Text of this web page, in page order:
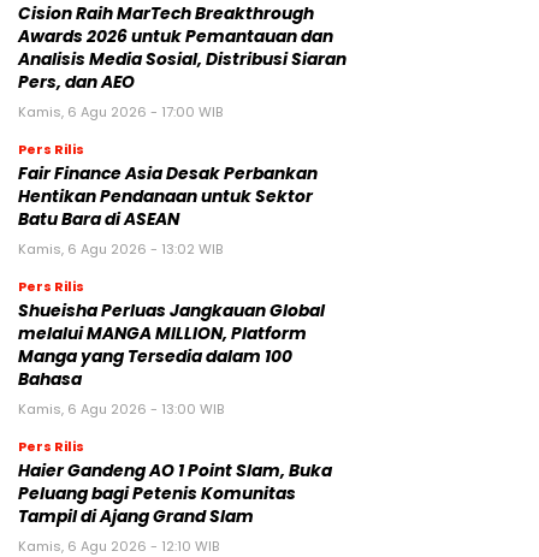
Cision Raih MarTech Breakthrough
Awards 2026 untuk Pemantauan dan
Analisis Media Sosial, Distribusi Siaran
Pers, dan AEO
Kamis, 6 Agu 2026 - 17:00 WIB
Pers Rilis
Fair Finance Asia Desak Perbankan
Hentikan Pendanaan untuk Sektor
Batu Bara di ASEAN
Kamis, 6 Agu 2026 - 13:02 WIB
Pers Rilis
Shueisha Perluas Jangkauan Global
melalui MANGA MILLION, Platform
Manga yang Tersedia dalam 100
Bahasa
Kamis, 6 Agu 2026 - 13:00 WIB
Pers Rilis
Haier Gandeng AO 1 Point Slam, Buka
Peluang bagi Petenis Komunitas
Tampil di Ajang Grand Slam
Kamis, 6 Agu 2026 - 12:10 WIB